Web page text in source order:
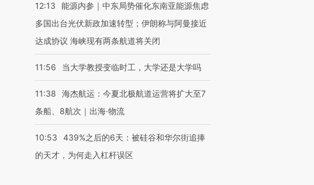
12:13
能源内参｜中东局势催化东南亚能源焦虑
多国出台光伏新政加速转型；伊朗称与阿曼接近
达成协议 海峡现有两条航道将关闭
11:56 当大学教授变临时工，大学还是大学吗
11:38
海杰航运：今夏北极航道运营将扩大至7
条船、8航次｜出海·物流
10:53
439%之后的6天：被硅谷和华尔街追捧
的天才，为何走入杠杆误区